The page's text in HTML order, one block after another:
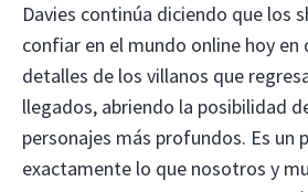
Davies continúa diciendo que los
confiar en el mundo online hoy en
detalles de los villanos que
llegados, abriendo la posibilidad
personajes más profundos. Es un
exactamente lo que nosotros y